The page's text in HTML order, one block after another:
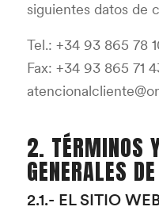
siguientes datos de
Tel.: +34 93 865 78
Fax: +34 93 865 71
2. TÉRMINOS
GENERALES
2.1.- EL SITIO